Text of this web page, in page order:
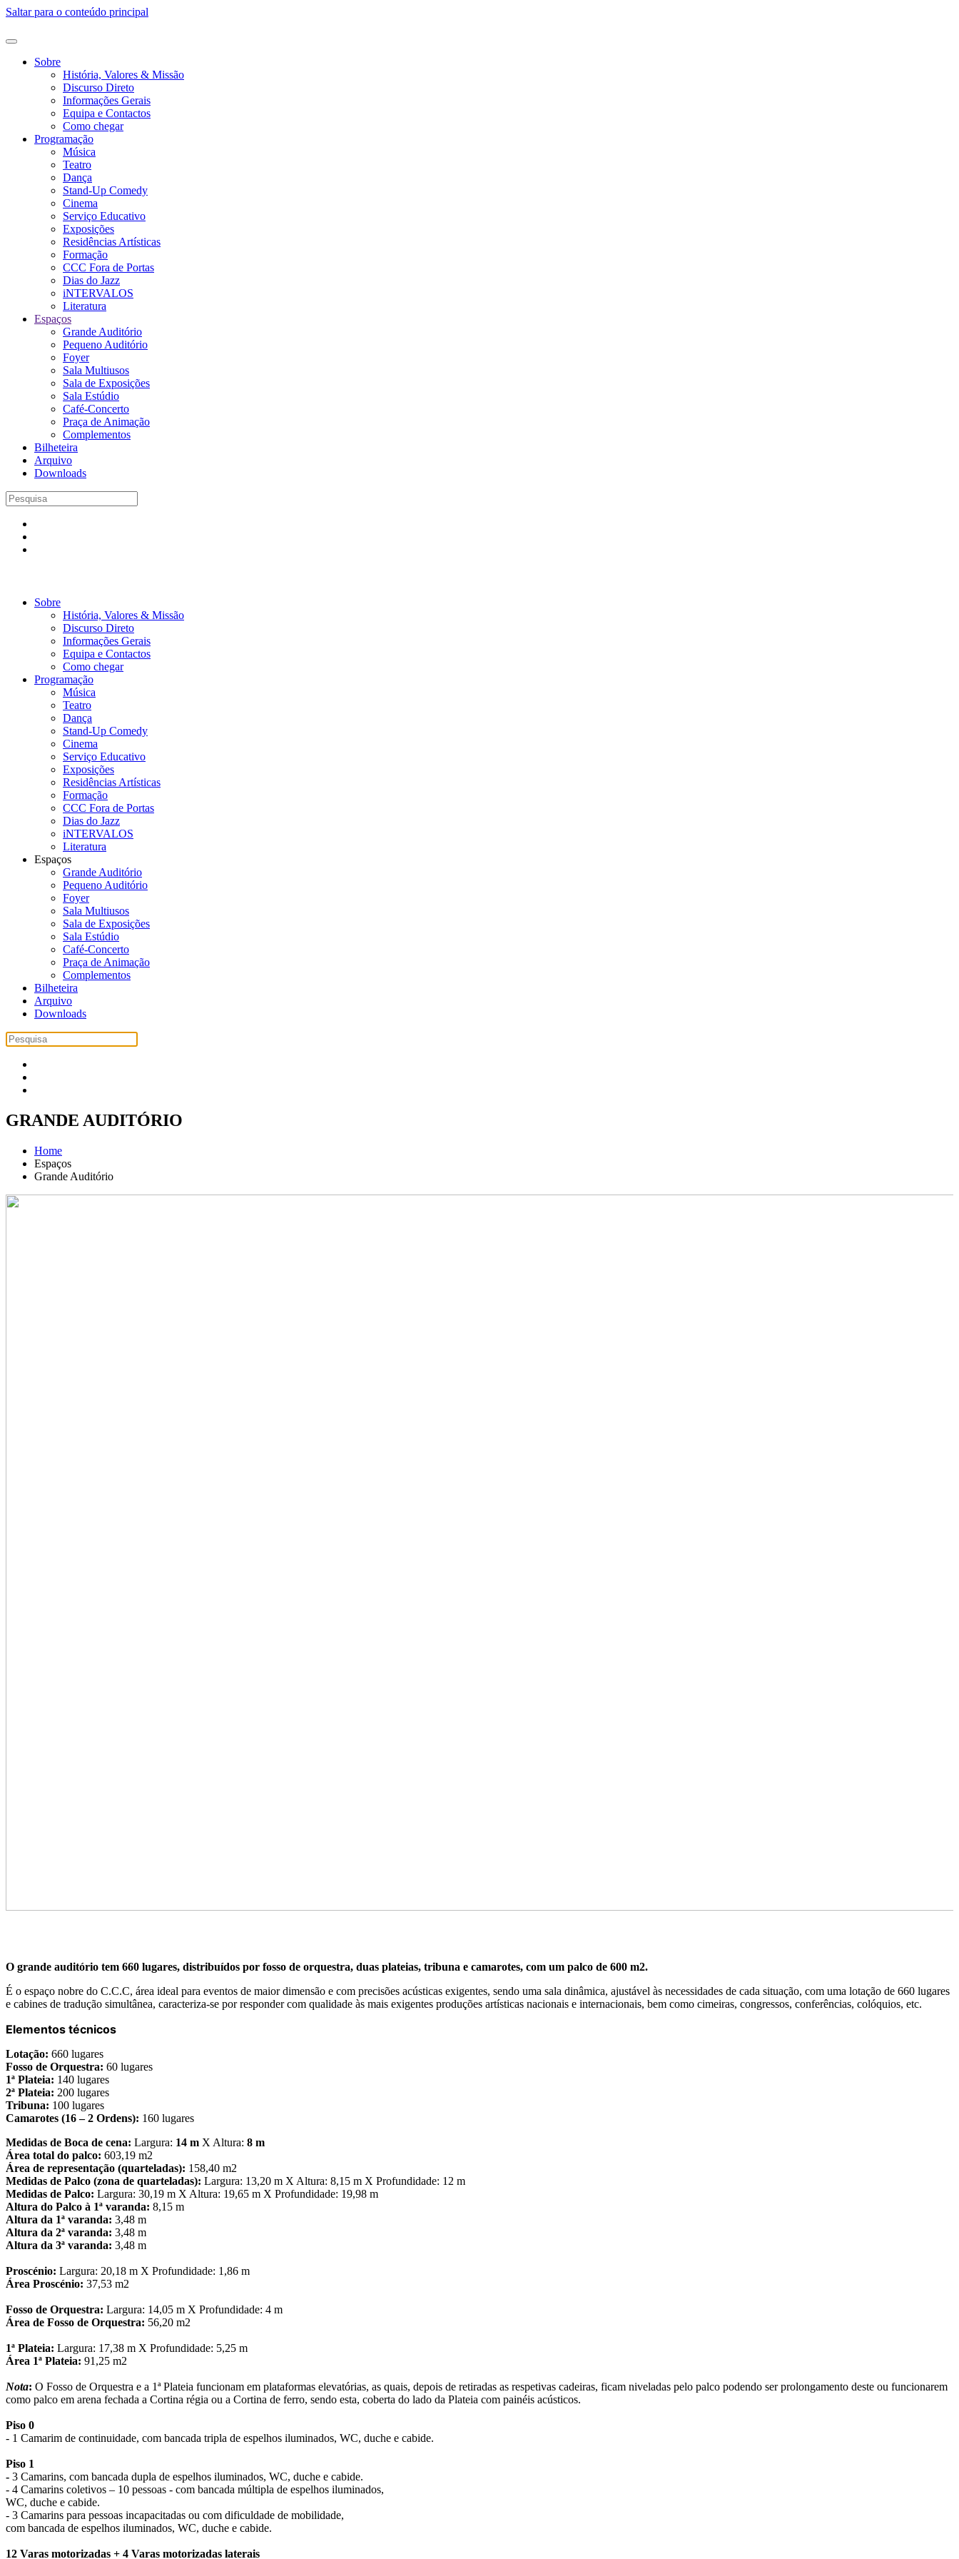
Saltar para o conteúdo principal
Sobre
História, Valores & Missão
Discurso Direto
Informações Gerais
Equipa e Contactos
Como chegar
Programação
Música
Teatro
Dança
Stand-Up Comedy
Cinema
Serviço Educativo
Exposições
Residências Artísticas
Formação
CCC Fora de Portas
Dias do Jazz
iNTERVALOS
Literatura
Espaços
Grande Auditório
Pequeno Auditório
Foyer
Sala Multiusos
Sala de Exposições
Sala Estúdio
Café-Concerto
Praça de Animação
Complementos
Bilheteira
Arquivo
Downloads
Sobre
História, Valores & Missão
Discurso Direto
Informações Gerais
Equipa e Contactos
Como chegar
Programação
Música
Teatro
Dança
Stand-Up Comedy
Cinema
Serviço Educativo
Exposições
Residências Artísticas
Formação
CCC Fora de Portas
Dias do Jazz
iNTERVALOS
Literatura
Espaços
Grande Auditório
Pequeno Auditório
Foyer
Sala Multiusos
Sala de Exposições
Sala Estúdio
Café-Concerto
Praça de Animação
Complementos
Bilheteira
Arquivo
Downloads
GRANDE AUDITÓRIO
Home
Espaços
Grande Auditório
O grande auditório tem 660 lugares, distribuídos por fosso de orquestra, duas plateias, tribuna e camarotes, com um palco de 600 m2.
É o espaço nobre do C.C.C, área ideal para eventos de maior dimensão e com precisões acústicas exigentes, sendo uma sala dinâmica, ajustável às necessidades de cada situação, com uma lotação de 660 lugares
e cabines de tradução simultânea, caracteriza-se por responder com qualidade às mais exigentes produções artísticas nacionais e internacionais, bem como cimeiras, congressos, conferências, colóquios, etc.
Elementos técnicos
Lotação: 660 lugares
Fosso de Orquestra: 60 lugares
1ª Plateia: 140 lugares
2ª Plateia: 200 lugares
Tribuna: 100 lugares
Camarotes (16 – 2 Ordens): 160 lugares
Medidas de Boca de cena: Largura: 14 m X Altura: 8 m
Área total do palco: 603,19 m2
Área de representação (quarteladas): 158,40 m2
Medidas de Palco (zona de quarteladas): Largura: 13,20 m X Altura: 8,15 m X Profundidade: 12 m
Medidas de Palco: Largura: 30,19 m X Altura: 19,65 m X Profundidade: 19,98 m
Altura do Palco à 1ª varanda: 8,15 m
Altura da 1ª varanda: 3,48 m
Altura da 2ª varanda: 3,48 m
Altura da 3ª varanda: 3,48 m
Proscénio: Largura: 20,18 m X Profundidade: 1,86 m
Área Proscénio: 37,53 m2
Fosso de Orquestra: Largura: 14,05 m X Profundidade: 4 m
Área de Fosso de Orquestra: 56,20 m2
1ª Plateia: Largura: 17,38 m X Profundidade: 5,25 m
Área 1ª Plateia: 91,25 m2
Nota: O Fosso de Orquestra e a 1ª Plateia funcionam em plataformas elevatórias, as quais, depois de retiradas as respetivas cadeiras, ficam niveladas pelo palco podendo ser prolongamento deste ou funcionarem
como palco em arena fechada a Cortina régia ou a Cortina de ferro, sendo esta, coberta do lado da Plateia com painéis acústicos.
Piso 0
- 1 Camarim de continuidade, com bancada tripla de espelhos iluminados, WC, duche e cabide.
Piso 1
- 3 Camarins, com bancada dupla de espelhos iluminados, WC, duche e cabide.
- 4 Camarins coletivos – 10 pessoas - com bancada múltipla de espelhos iluminados,
WC, duche e cabide.
- 3 Camarins para pessoas incapacitadas ou com dificuldade de mobilidade,
com bancada de espelhos iluminados, WC, duche e cabide.
12 Varas motorizadas + 4 Varas motorizadas laterais